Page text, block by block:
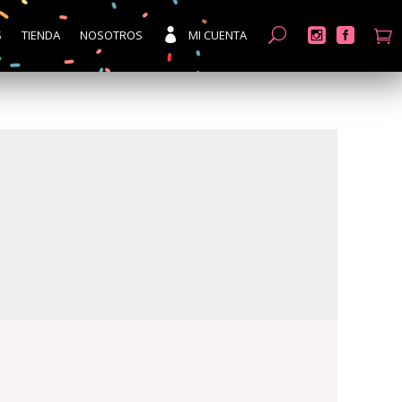
TIENDA NOSOTROS MI CUENTA